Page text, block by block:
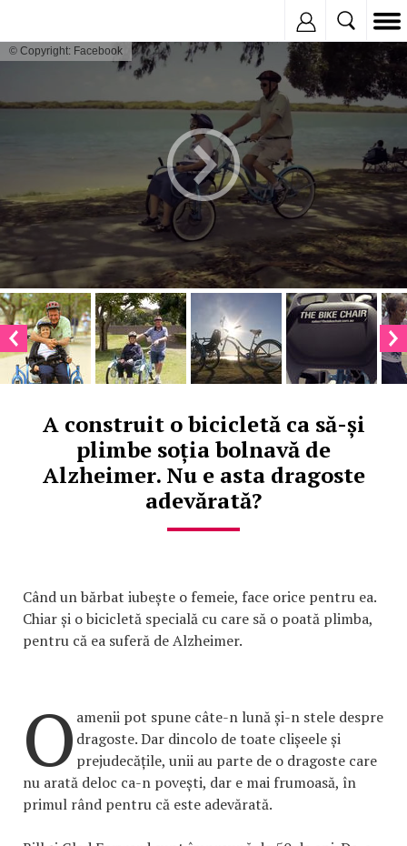
© Copyright: Facebook
A construit o bicicletă ca să-și
plimbe soția bolnavă de
Alzheimer. Nu e asta dragoste
adevărată?
Când un bărbat iubește o femeie, face orice pentru ea.
Chiar și o bicicletă specială cu care să o poată plimba,
pentru că ea suferă de Alzheimer.
O amenii pot spune câte-n lună și-n stele despre
dragoste. Dar dincolo de toate clișeele și
prejudecățile, unii au parte de o dragoste care
nu arată deloc ca-n povești, dar e mai frumoasă, în
primul rând pentru că este adevărată.